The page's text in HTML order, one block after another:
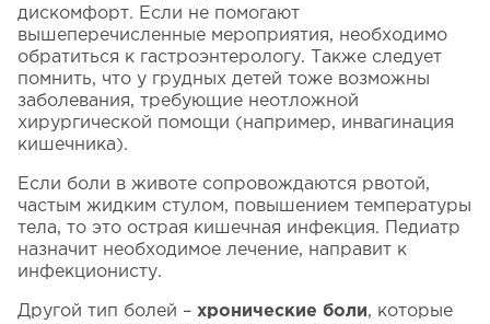
дискомфорт. Если не помогают
вышеперечисленные мероприятия, необходимо
обратиться к гастроэнтерологу. Также следует
помнить, что у грудных детей тоже возможны
заболевания, требующие неотложной
хирургической помощи (например, инвагинация
кишечника).
Если боли в животе сопровождаются рвотой,
частым жидким стулом, повышением температуры
тела, то это острая кишечная инфекция. Педиатр
назначит необходимое лечение, направит к
инфекционисту.
Другой тип болей – хронические боли, которые